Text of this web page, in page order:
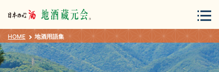
会員登録 ログイン
HOME 地酒用語集